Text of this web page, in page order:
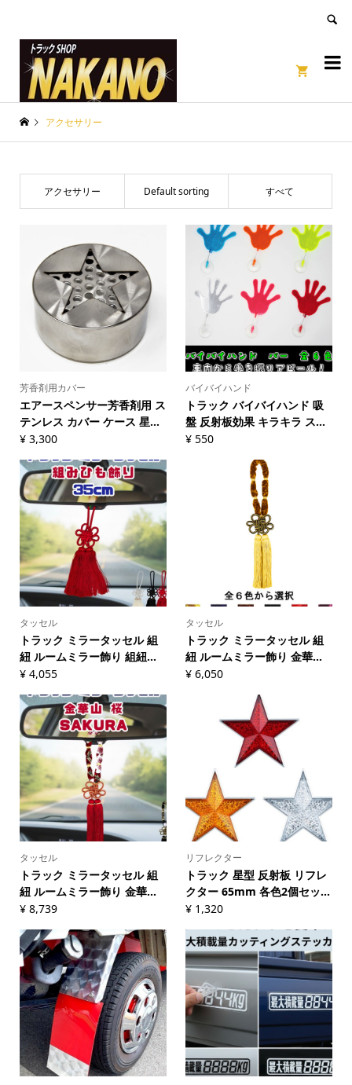


アクセサリー
アクセサリー Default sorting すべて
芳香剤用カバー
エアースペンサー芳香剤用 ス
テンレス カバー ケース 星...
¥3,300
バイバイハンド
トラック バイバイハンド 吸
盤 反射板効果 キラキラ ス...
¥ 550
タッセル
トラック ミラータッセル 組
紐 ルームミラー飾り 組紐...
¥4,055
タッセル
トラック ミラータッセル 組
紐 ルームミラー飾り 金華...
¥ 6,050
タッセル
トラック ミラータッセル 組
紐 ルームミラー飾り 金華...
¥8,739
リフレクター
トラック 星型 反射板 リフレ
クター 65mm 各色2個セッ...
¥ 1,320